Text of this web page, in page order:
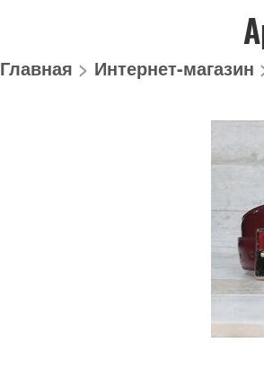
Главная > Интернет-магазин